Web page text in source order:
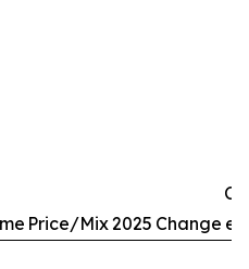
Price/Mix2025 Change